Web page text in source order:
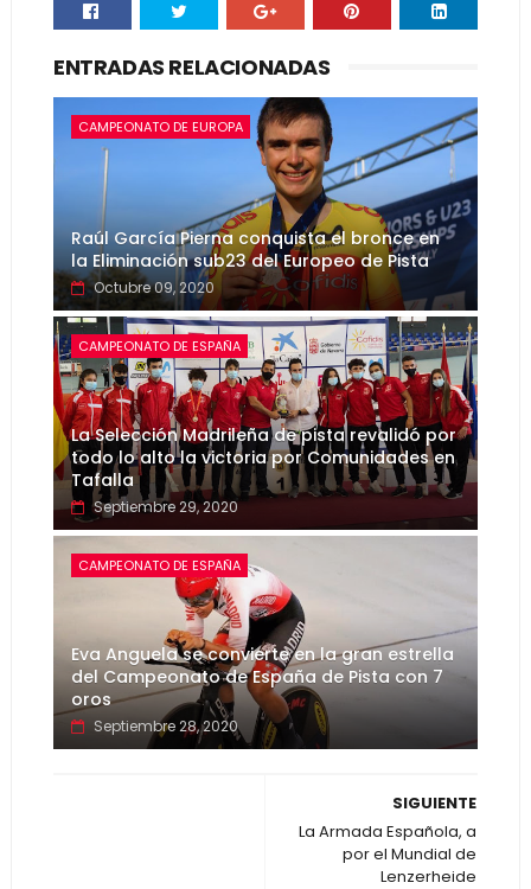
ENTRADAS RELACIONADAS
CAMPEONATO DE EUROPA
Raúl García Pierna conquista el bronce en
la Eliminación sub23 del Europeo de Pista
Octubre 09, 2020
CAMPEONATO DE ESPAÑA
La Selección Madrileña de pista revalidó por
todo lo alto la victoria por Comunidades en
Tafalla
Septiembre 29, 2020
CAMPEONATO DE ESPAÑA
Eva Anguela se convierte en la gran estrella
del Campeonato de España de Pista con 7
oros
Septiembre 28, 2020
SIGUIENTE
La Armada Española, a
por el Mundial de
Lenzerheide